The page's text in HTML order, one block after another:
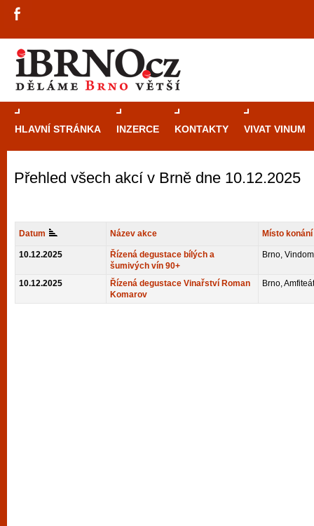
HLAVNÍ STRÁNKA INZERCE KONTAKTY VIVAT VINUM
Přehled všech akcí v Brně dne 10.12.2025
Datum Název akce Místo konání
10.12.2025
Řízená degustace bílých a
šumivých vín 90+
Brno, Vindom
10.12.2025
Řízená degustace Vinařství Roman
Komarov
Brno,
Průvodce
automaty
Brno je
restaurace,
Mimo jiné je ale také místem, kde si